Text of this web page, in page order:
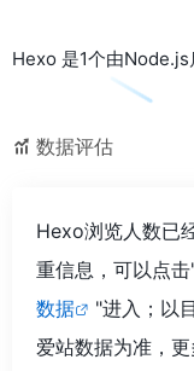
Hexo 是1个由Node.js
数据评估
Hexo浏览人数已
重信息，可以点
数据
"进入；以
爱站数据为准，